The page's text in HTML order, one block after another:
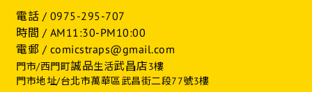
電話 / 0975-295-707
時間 / AM11:30-PM10:00
電郵 / comicstraps@gmail.com
門市/西門町誠品生活武昌店3樓
門市地址/台北市萬華區武昌街二段77號3樓